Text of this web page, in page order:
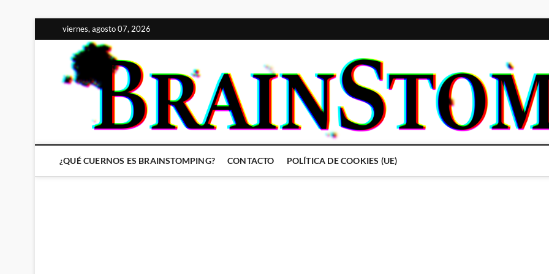
al
contenido
viernes, agosto 07, 2026
¿QUÉ CUERNOS ES BRAINSTOMPING? CONTACTO POLÍTICA DE COOKIES (UE)